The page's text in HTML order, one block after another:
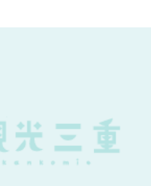
でも気軽にご利用くださ